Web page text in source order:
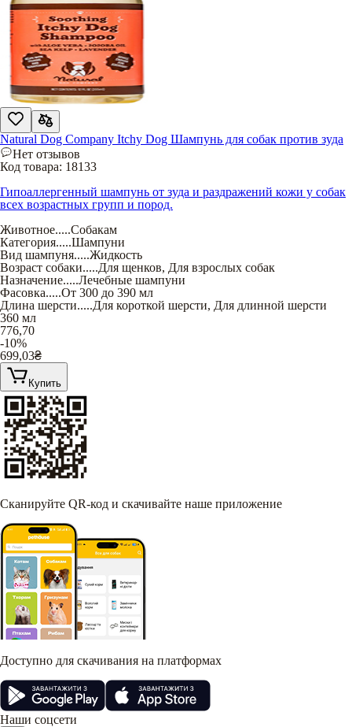
Natural Dog Company Itchy Dog Шампунь для собак против зуда
Нет отзывов
Код товара: 18133
Гипоаллергенный шампунь от зуда и раздражений кожи у собак
всех возрастных групп и пород.
Животное.....Собакам
Категория.....Шампуни
Вид шампуня.....Жидкость
Возраст собаки.....Для щенков, Для взрослых собак
Назначение.....Лечебные шампуни
Фасовка.....От 300 до 390 мл
Длина шерсти.....Для короткой шерсти, Для длинной шерсти
360 мл
776,70
-10%
699,03₴
Купить
Сканируйте QR-код и скачивайте наше приложение
Доступно для скачивания на платформах
Наши соцсети